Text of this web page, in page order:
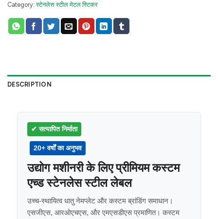
Category:स्टेनलेस स्टील मेटल स्टिकर
DESCRIPTION
✔ सत्यापित निर्माता
20+ वर्षों का अनुभव
उद्योग मशीनरी के लिए प्रीमियम कस्टम
एच्ड स्टेनलेस स्टील लेबल
उच्च-स्थायित्व धातु नेमप्लेट और कस्टम ब्रांडिंग समाधान।
एसजीएस, आरओएचएस, और एमएसडीएस प्रमाणित। कस्टम